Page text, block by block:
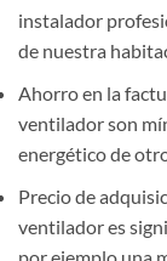
instalador
de nuestra
Ahorro en la
ventilador son
energético de
Precio de
ventilador es
por ejemplo una